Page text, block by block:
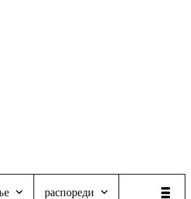
распореди